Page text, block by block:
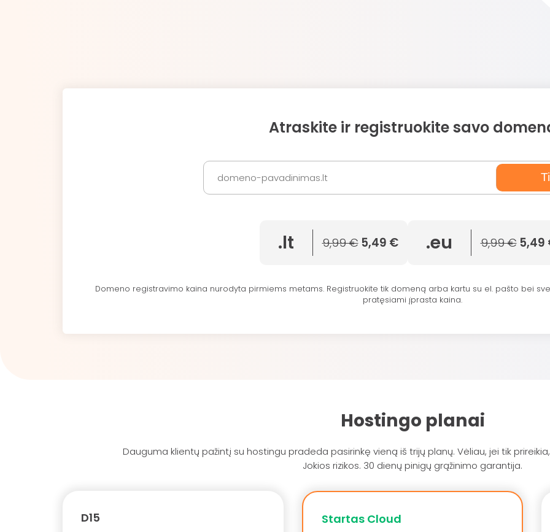
Atraskite ir registruokite savo
.lt 9,99 €5,49 € .eu 9,99 €5,49
Domeno registravimo kaina nurodyta pirmiems metams. Registruokite tik domeną arba kartu su el. pašto bei
pratęsiami įprasta kaina.
Hostingo planai
Dauguma klientų pažintį su hostingu pradeda pasirinkę vieną iš trijų planų. Vėliau, jei tik
Jokios rizikos. 30 dienų pinigų grąžinimo garantija.
D15 Startas Cloud